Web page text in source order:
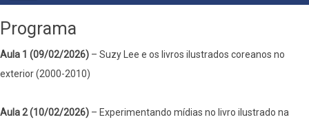
PRIMÁRIO
Programa
Aula 1 (09/02/2026) – Suzy Lee e os livros ilustrados coreanos no
exterior (2000-2010)
Aula 2 (10/02/2026) – Experimentando mídias no livro ilustrado na